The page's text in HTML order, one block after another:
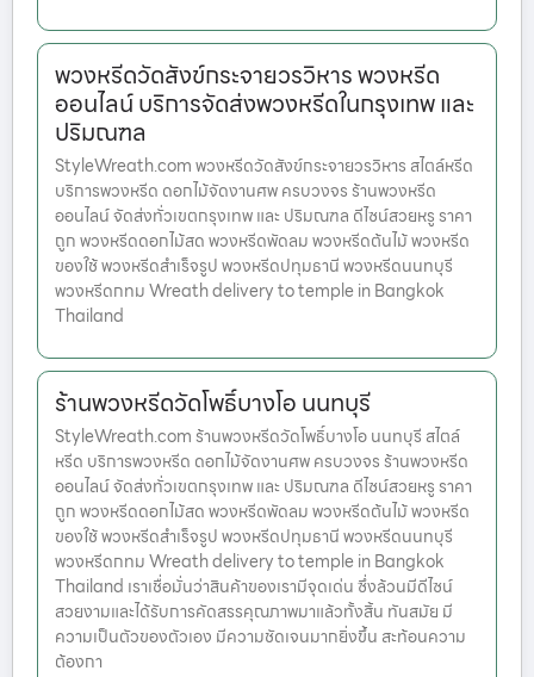
พวงหรีดวัดสังข์กระจายวรวิหาร พวงหรีด
ออนไลน์ บริการจัดส่งพวงหรีดในกรุงเทพ และ
ปริมณฑล
StyleWreath.com พวงหรีดวัดสังข์กระจายวรวิหาร สไตล์หรีด
บริการพวงหรีด ดอกไม้จัดงานศพ ครบวงจร ร้านพวงหรีด
ออนไลน์ จัดส่งทั่วเขตกรุงเทพ และ ปริมณฑล ดีไซน์สวยหรู ราคา
ถูก พวงหรีดดอกไม้สด พวงหรีดพัดลม พวงหรีดต้นไม้ พวงหรีด
ของใช้ พวงหรีดสำเร็จรูป พวงหรีดปทุมธานี พวงหรีดนนทบุรี
พวงหรีดกทม Wreath delivery to temple in Bangkok
Thailand
ร้านพวงหรีดวัดโพธิ์บางโอ นนทบุรี
StyleWreath.com ร้านพวงหรีดวัดโพธิ์บางโอ นนทบุรี สไตล์
หรีด บริการพวงหรีด ดอกไม้จัดงานศพ ครบวงจร ร้านพวงหรีด
ออนไลน์ จัดส่งทั่วเขตกรุงเทพ และ ปริมณฑล ดีไซน์สวยหรู ราคา
ถูก พวงหรีดดอกไม้สด พวงหรีดพัดลม พวงหรีดต้นไม้ พวงหรีด
ของใช้ พวงหรีดสำเร็จรูป พวงหรีดปทุมธานี พวงหรีดนนทบุรี
พวงหรีดกทม Wreath delivery to temple in Bangkok
Thailand เราเชื่อมั่นว่าสินค้าของเรามีจุดเด่น ซึ่งล้วนมีดีไซน์
สวยงามและได้รับการคัดสรรคุณภาพมาแล้วทั้งสิ้น ทันสมัย มี
ความเป็นตัวของตัวเอง มีความชัดเจนมากยิ่งขึ้น สะท้อนความ
ต้องกา